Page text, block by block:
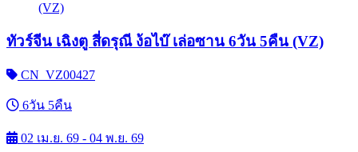
ทัวร์จีน เฉิงตู สี่ดรุณี ง้อไบ๊ เล่อซาน 6วัน 5คืน (VZ)
CN_VZ00427
6วัน 5คืน
02 เม.ย. 69 - 04 พ.ย. 69